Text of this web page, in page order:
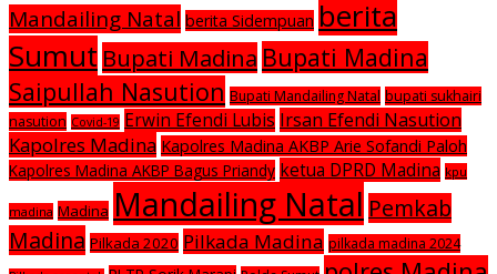
Mandailing Natal berita Sidempuan berita
Sumut Bupati Madina Bupati Madina
Saipullah Nasution Bupati Mandailing Natal bupati sukhairi
nasution Covid-19 Erwin Efendi Lubis Irsan Efendi Nasution
Kapolres Madina Kapolres Madina AKBP Arie Sofandi Paloh
Kapolres Madina AKBP Bagus Priandy ketua DPRD Madina kpu
madina Madina Mandailing Natal Pemkab
Madina Pilkada 2020 Pilkada Madina pilkada madina 2024